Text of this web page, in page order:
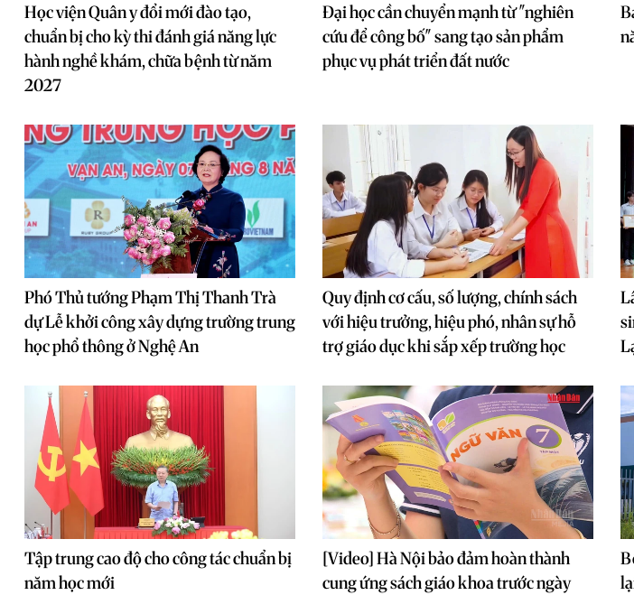
Học viện Quân y đổi mới đào tạo,
chuẩn bị cho kỳ thi đánh giá năng lực
hành nghề khám, chữa bệnh từ năm
2027
Đại học cần chuyển mạnh từ "nghiên
cứu để công bố" sang tạo sản phẩm
phục vụ phát triển đất nước
Phó Thủ tướng Phạm Thị Thanh Trà
dự Lễ khởi công xây dựng trường trung
học phổ thông ở Nghệ An
Quy định cơ cấu, số lượng, chính sách
với hiệu trưởng, hiệu phó, nhân sự hỗ
trợ giáo dục khi sắp xếp trường học
Tập trung cao độ cho công tác chuẩn bị
năm học mới
[Video] Hà Nội bảo đảm hoàn thành
cung ứng sách giáo khoa trước ngày